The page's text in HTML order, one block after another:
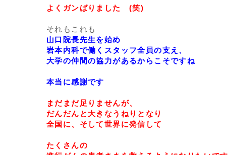
よくガンばりました (笑)
それもこれも
山口院長先生を始め
岩本内科で働くスタッフ全員の支え、
大学の仲間の協力があるからこそですね
本当に感謝です
まだまだ足りませんが、
だんだんと大きなうねりとなり
全国に、そして世界に発信して
たくさんの